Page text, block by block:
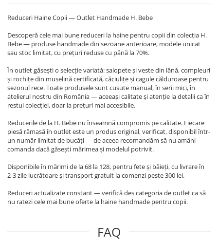
Reduceri Haine Copii — Outlet Handmade H. Bebe
Descoperă cele mai bune reduceri la haine pentru copii din colecția H.
Bebe — produse handmade din sezoane anterioare, modele unicat
sau stoc limitat, cu prețuri reduse cu până la 70%.
În outlet găsești o selecție variată: salopete și veste din lână, compleuri
și rochițe din muselină certificată, căciulițe și cagule călduroase pentru
sezonul rece. Toate produsele sunt cusute manual, în serii mici, în
atelierul nostru din România — aceeași calitate și atenție la detalii ca în
restul colecției, doar la prețuri mai accesibile.
Reducerile de la H. Bebe nu înseamnă compromis pe calitate. Fiecare
piesă rămasă în outlet este un produs original, verificat, disponibil într-
un număr limitat de bucăți — de aceea recomandăm să nu amâni
comanda dacă găsești mărimea și modelul potrivit.
Disponibile în mărimi de la 68 la 128, pentru fete și băieți, cu livrare în
2-3 zile lucrătoare și transport gratuit la comenzi peste 300 lei.
Reduceri actualizate constant — verifică des categoria de outlet ca să
nu ratezi cele mai bune oferte la haine handmade pentru copii.
FAQ